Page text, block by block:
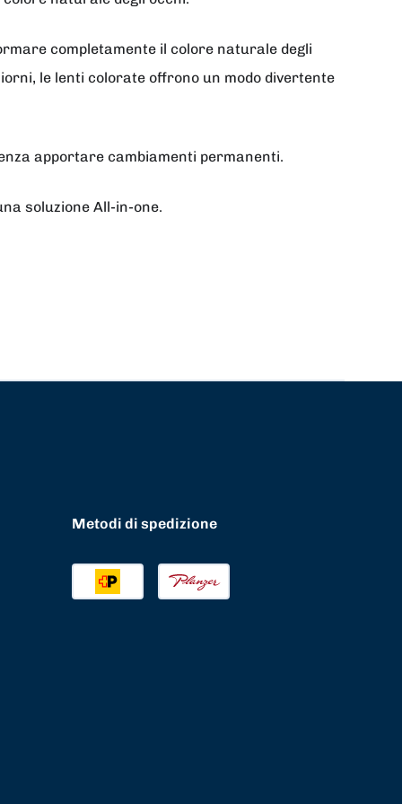
completamente il colore naturale degli
le lenti colorate offrono un modo divertente
apportare cambiamenti permanenti.
soluzione All-in-one.
Metodi di spedizione